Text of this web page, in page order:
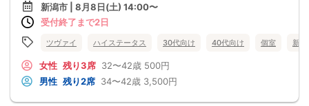
新潟市 | 8月8日(土) 14:00〜
受付終了まで2日
ツヴァイ ハイステータス 30代向け 40代向け 個室 新
女性 残り3席 32〜42歳 500円
男性 残り2席 34〜42歳 3,500円